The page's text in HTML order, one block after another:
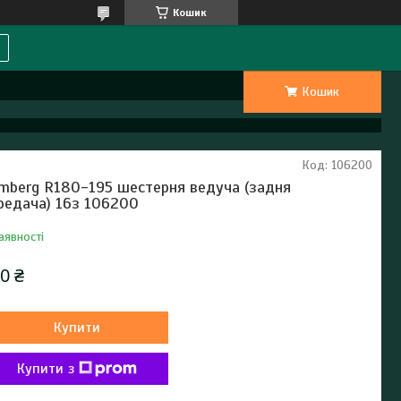
Кошик
Кошик
R180-195 шестерня ведуча (задня
16з 106200
Код: 106200
₴
Купити
Купити з